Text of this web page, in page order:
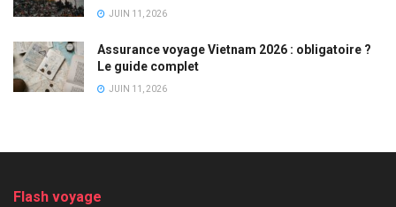
JUIN 11, 2026
Assurance voyage Vietnam 2026 : obligatoire ?
Le guide complet
JUIN 11, 2026
Flash voyage